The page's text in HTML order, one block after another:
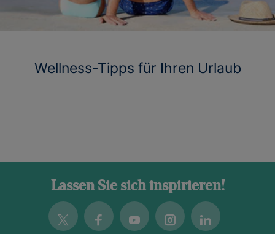
Wellness-Tipps für Ihren Urlaub
Lassen Sie sich inspirieren!
Twitter FacebookYoutubeInstagramLinkedin